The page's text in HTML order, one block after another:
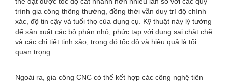
trình gia công thông thường, đồng thời vẫn duy trì độ chính
xác, độ tin cậy và tuổi thọ của dụng cụ. Kỹ thuật này lý tưởng
để sản xuất các bộ phận nhỏ, phức tạp với dung sai chặt chẽ
và các chi tiết tinh xảo, trong đó tốc độ và hiệu quả là tối
quan trọng.
Ngoài ra, gia công CNC có thể kết hợp các công nghệ tiên